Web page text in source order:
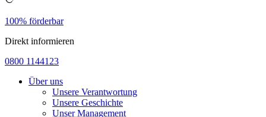
100% förderbar
Direkt informieren
0800 1144123
Über uns
Unsere Verantwortung
Unsere Geschichte
Unser Management